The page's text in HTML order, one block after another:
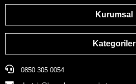
Kurumsal
Kategoriler
0850 305 0054